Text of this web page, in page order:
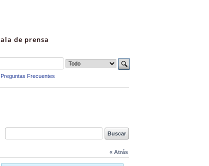
de prensa
Preguntas Frecuentes
« Atrás